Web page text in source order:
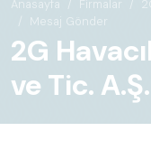
Anasayfa Firmalar
Mesaj Gönder
2G
ve Tic.